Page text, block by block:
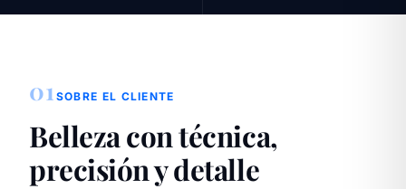
01 SOBRE EL CLIENTE
Belleza con técnica,
precisión y detalle